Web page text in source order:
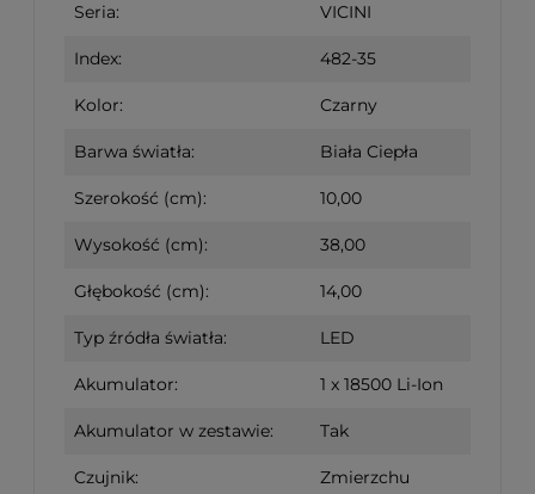
Seria: VICINI
Index: 482-35
Kolor: Czarny
Barwa światła: Biała Ciepła
Szerokość (cm): 10,00
Wysokość (cm): 38,00
Głębokość (cm): 14,00
Typ źródła światła: LED
Akumulator: 1 x 18500 Li-Ion
Akumulator w zestawie: Tak
Czujnik: Zmierzchu